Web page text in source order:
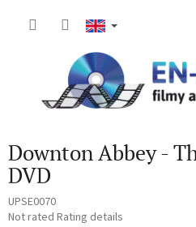
Downton Abbey -
DVD
UPSE0070
The
Not rated Rating details